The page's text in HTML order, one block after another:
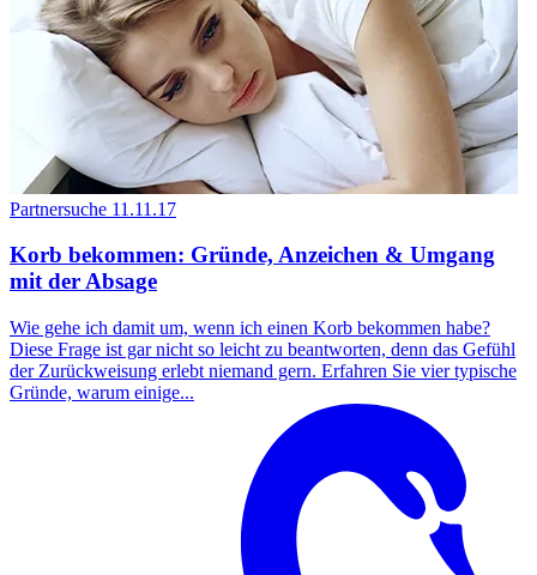
Partnersuche 11.11.17
Korb bekommen: Gründe, Anzeichen & Umgang
mit der Absage
Wie gehe ich damit um, wenn ich einen Korb bekommen habe?
Diese Frage ist gar nicht so leicht zu beantworten, denn das Gefühl
der Zurückweisung erlebt niemand gern. Erfahren Sie vier typische
Gründe, warum einige...